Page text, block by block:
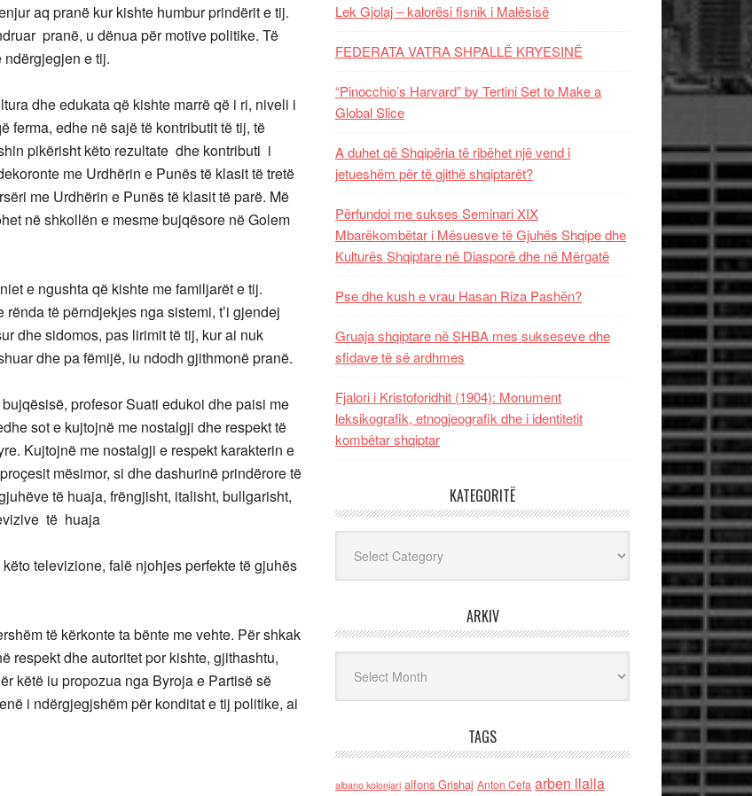
aq pranë kur kishte humbur prindërit e tij.
pranë, u dënua për motive politike. Të
e tij.
dhe edukata që kishte marrë që i ri, niveli i
ferma, edhe në sajë të kontributit të tij, të
pikërisht këto rezultate dhe kontributi i
me Urdhërin e Punës të klasit të tretë
me Urdhërin e Punës të klasit të parë. Më
në shkollën e mesme bujqësore në Golem
e ngushta që kishte me familjarët e tij.
të përndjekjes nga sistemi, t’i gjendej
dhe sidomos, pas lirimit të tij, kur ai nuk
dhe pa fëmijë, iu ndodh gjithmonë pranë.
profesor Suati edukoi dhe paisi me
sot e kujtojnë me nostalgji dhe respekt të
Kujtojnë me nostalgji e respekt karakterin e
mësimor, si dhe dashurinë prindërore të
të huaja, frëngjisht, italisht, bullgarisht,
të huaja
televizione, falë njohjes perfekte të gjuhës
të kërkonte ta bënte me vehte. Për shkak
respekt dhe autoritet por kishte, gjithashtu,
këtë iu propozua nga Byroja e Partisë së
i ndërgjegjshëm për konditat e tij politike, ai
Lek Gjolaj – kalorësi fisnik i Malësisë
FEDERATA VATRA SHPALLË KRYESINË
“Pinocchio’s Harvard” by Tertini Set to Make a
Global Slice
A duhet që Shqipëria të ribëhet një vend i
jetueshëm për të gjithë shqiptarët?
Përfundoi me sukses Seminari XIX
Mbarëkombëtar i Mësuesve të Gjuhës Shqipe dhe
Kulturës Shqiptare në Diasporë dhe në Mërgatë
Pse dhe kush e vrau Hasan Riza Pashën?
Gruaja shqiptare në SHBA mes sukseseve dhe
sfidave të së ardhmes
Fjalori i Kristoforidhit (1904): Monument
leksikografik, etnogjeografik dhe i identitetit
kombëtar shqiptar
KATEGORITË
ARKIV
TAGS
albano kolonjari alfons Grishaj Anton Cefa arben llalla